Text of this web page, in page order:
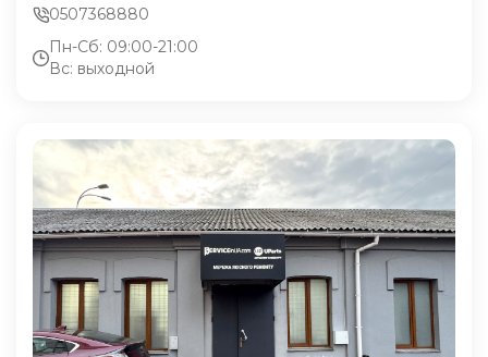
0507368880
Пн-Сб: 09:00-21:00
Вс: выходной